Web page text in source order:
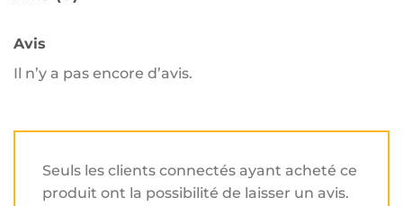
Avis
Il n’y a pas encore d’avis.
Seuls les clients connectés ayant acheté ce
produit ont la possibilité de laisser un avis.